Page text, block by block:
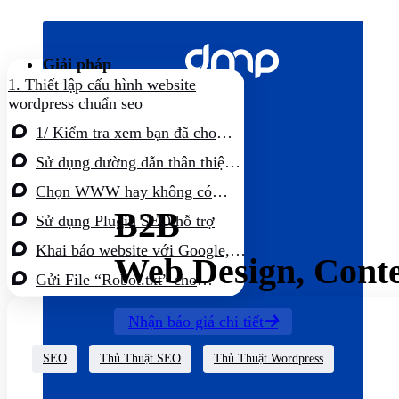
dung
Giải pháp
B2B
Web Design,
Nhận báo giá chi tiết
1. Thiết lập cấu hình website
wordpress chuẩn seo
1/ Kiểm tra xem bạn đã cho
phép công cụ tìm kiếm vào đọc
website chưa
Sử dụng đường dẫn thân thiện
với công cụ tìm kiếm
Chọn WWW hay không có
WWW?
Sử dụng Plugin SEO hỗ trợ
Khai báo website với Google,
chọn đường dẫn ưu tiên, chọn địa
điểm và khai báo sitemap website
Gửi File “Robot.txt” cho
Google
SEO Thủ Thuật SEO Thủ Thuật Wordpress